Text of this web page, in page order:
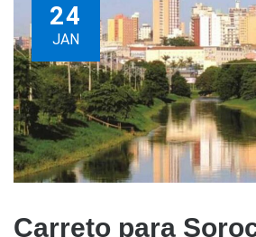
24
JAN
Carreto para